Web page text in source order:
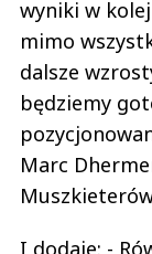
wyniki w
mimo
dalsze
będziemy
Marc
I dodaje: -